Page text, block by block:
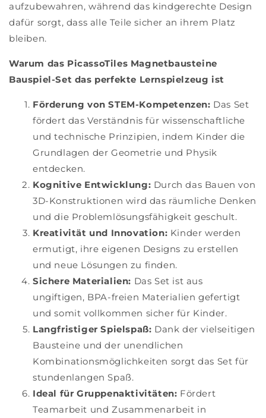
aufzubewahren, während das kindgerechte Design
dafür sorgt, dass alle Teile sicher an ihrem Platz
bleiben.
Warum das PicassoTiles Magnetbausteine
Bauspiel-Set das perfekte Lernspielzeug ist
Förderung von STEM-Kompetenzen: Das Set
fördert das Verständnis für wissenschaftliche
und technische Prinzipien, indem Kinder die
Grundlagen der Geometrie und Physik
entdecken.
Kognitive Entwicklung: Durch das Bauen von
3D-Konstruktionen wird das räumliche Denken
und die Problemlösungsfähigkeit geschult.
Kreativität und Innovation: Kinder werden
ermutigt, ihre eigenen Designs zu erstellen
und neue Lösungen zu finden.
Sichere Materialien: Das Set ist aus
ungiftigen, BPA-freien Materialien gefertigt
und somit vollkommen sicher für Kinder.
Langfristiger Spielspaß: Dank der vielseitigen
Bausteine und der unendlichen
Kombinationsmöglichkeiten sorgt das Set für
stundenlangen Spaß.
Ideal für Gruppenaktivitäten: Fördert
Teamarbeit und Zusammenarbeit in